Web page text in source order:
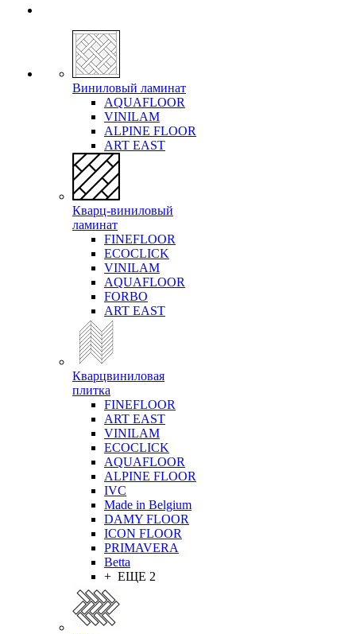
Виниловый ламинат
AQUAFLOOR
VINILAM
ALPINE FLOOR
ART EAST
Кварц-виниловый
ламинат
FINEFLOOR
ECOCLICK
VINILAM
AQUAFLOOR
FORBO
ART EAST
Кварцвиниловая
плитка
FINEFLOOR
ART EAST
VINILAM
ECOCLICK
AQUAFLOOR
ALPINE FLOOR
IVC
Made in Belgium
DAMY FLOOR
ICON FLOOR
PRIMAVERA
Betta
+ ЕЩЕ 2